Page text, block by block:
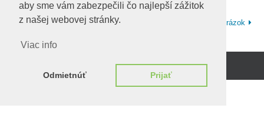
aby sme vám zabezpečili čo najlepší zážitok
z našej webovej stránky.
Viac info
Odmietnúť Prijať
Ďalší obrázok